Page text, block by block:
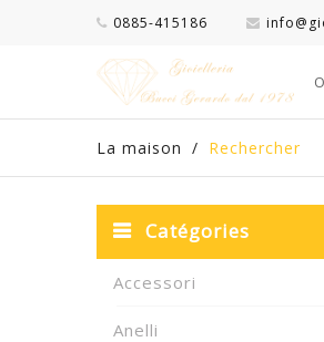
0885-415186
La maison / Rechercher
Catégories
Accessori
Anelli